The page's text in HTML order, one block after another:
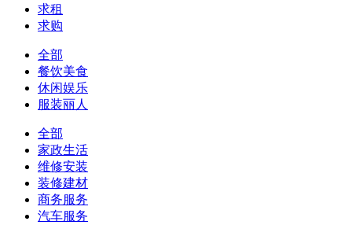
求租
求购
全部
餐饮美食
休闲娱乐
服装丽人
全部
家政生活
维修安装
装修建材
商务服务
汽车服务